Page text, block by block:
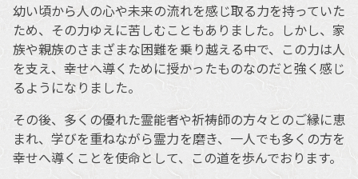
幼い頃から人の心や未来の流れを感じ取る力を持っていた
ため、その力ゆえに苦しむこともありました。しかし、家
族や親族のさまざまな困難を乗り越える中で、この力は人
を支え、幸せへ導くために授かったものなのだと強く感じ
るようになりました。
その後、多くの優れた霊能者や祈祷師の方々とのご縁に恵
まれ、学びを重ねながら霊力を磨き、一人でも多くの方を
幸せへ導くことを使命として、この道を歩んでおります。